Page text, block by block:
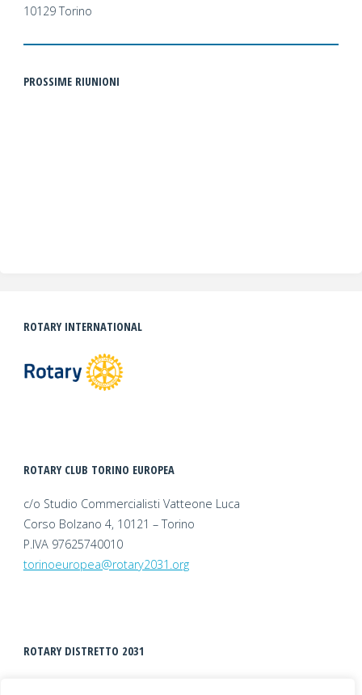
10129 Torino
PROSSIME RIUNIONI
ROTARY INTERNATIONAL
ROTARY CLUB TORINO EUROPEA
c/o Studio Commercialisti Vatteone Luca
Corso Bolzano 4, 10121 – Torino
P.IVA 97625740010
torinoeuropea@rotary2031.org
ROTARY DISTRETTO 2031